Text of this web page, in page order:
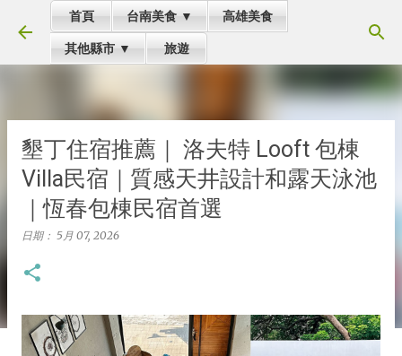
跳到主要內容
首頁 台南美食 ▼ 高雄美食
其他縣市 ▼ 旅遊
墾丁住宿推薦｜ 洛夫特 Looft 包棟
Villa民宿｜質感天井設計和露天泳池
｜恆春包棟民宿首選
日期： 5月 07, 2026